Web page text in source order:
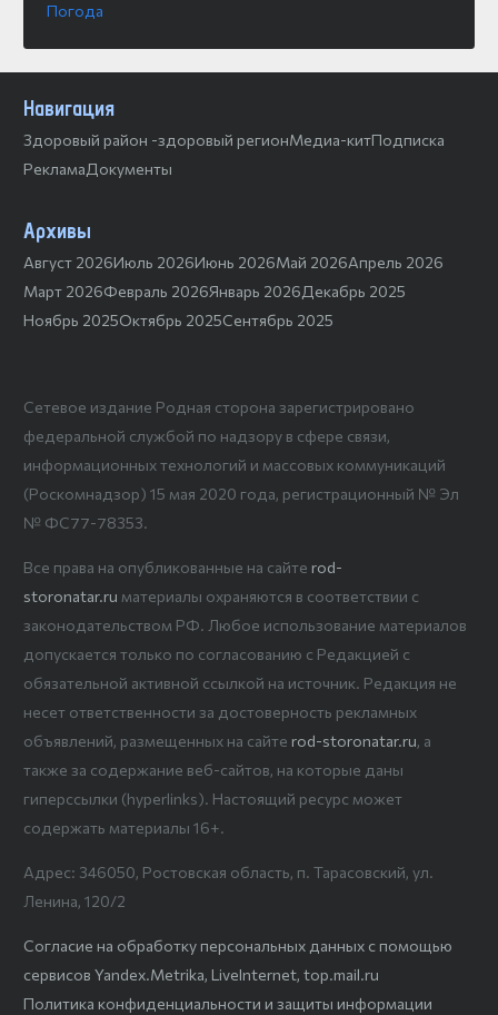
Погода
Навигация
Здоровый район -здоровый регионМедиа-китПодписка
РекламаДокументы
Архивы
Август 2026Июль 2026Июнь 2026Май 2026Апрель 2026
Март 2026Февраль 2026Январь 2026Декабрь 2025
Ноябрь 2025Октябрь 2025Сентябрь 2025
Сетевое издание Родная сторона зарегистрировано
федеральной службой по надзору в сфере связи,
информационных технологий и массовых коммуникаций
(Роскомнадзор) 15 мая 2020 года, регистрационный № Эл
№ ФС77-78353.
Все права на опубликованные на сайте rod-
storonatar.ru материалы охраняются в соответствии с
законодательством РФ. Любое использование материалов
допускается только по согласованию с Редакцией с
обязательной активной ссылкой на источник. Редакция не
несет ответственности за достоверность рекламных
объявлений, размещенных на сайте rod-storonatar.ru, а
также за содержание веб-сайтов, на которые даны
гиперссылки (hyperlinks). Настоящий ресурс может
содержать материалы 16+.
Адрес: 346050, Ростовская область, п. Тарасовский, ул.
Ленина, 120/2
Согласие на обработку персональных данных с помощью
сервисов Yandex.Metrika, LiveInternet, top.mail.ru
Политика конфиденциальности и защиты информации